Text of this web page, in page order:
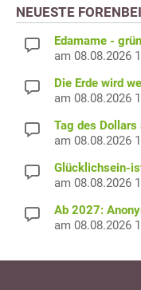
NEUESTE
Edamame -
am 08.08.2026
Die Erde wird
am 08.08.2026
Tag des
am 08.08.2026
Glücklichsein-
am 08.08.2026
Ab 2027:
am 08.08.2026